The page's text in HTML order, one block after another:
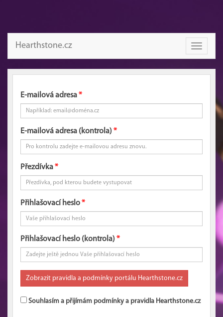
Toggle
Hearthstone.cz
E-mailová adresa
E-mailová adresa (kontrola)
Přezdívka
Přihlašovací heslo
Přihlašovací heslo (kontrola)
Souhlasím a přijímám podmínky a pravidla Hearthstone.cz